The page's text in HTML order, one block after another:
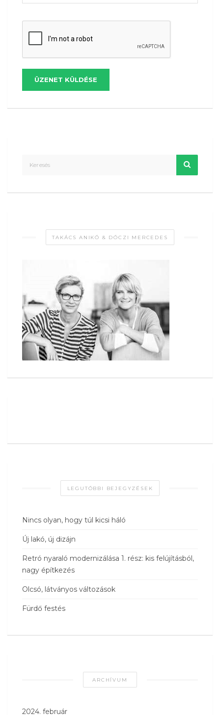
ÜZENET KÜLDÉSE
TAKÁCS ANIKÓ & DÓCZI MERCEDES
LEGUTÓBBI BEJEGYZÉSEK
Nincs olyan, hogy túl kicsi háló
Új lakó, új dizájn
Retró nyaraló modernizálása 1. rész: kis felújításból,
nagy építkezés
Olcsó, látványos változások
Fürdő festés
ARCHÍVUM
2024. február